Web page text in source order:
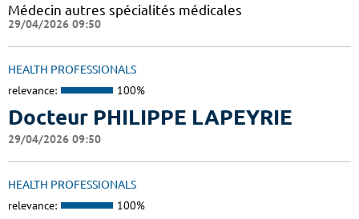
Médecin autres spécialités médicales
29/04/2026 09:50
HEALTH PROFESSIONALS
relevance: 100%
Docteur PHILIPPE LAPEYRIE
29/04/2026 09:50
HEALTH PROFESSIONALS
relevance: 100%